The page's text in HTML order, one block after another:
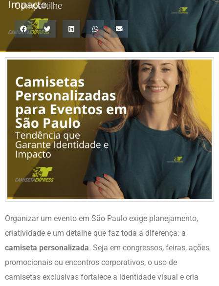
Compartilhe
Organizar um evento em São Paulo exige planejamento,
criatividade e um detalhe que faz toda a diferença: a
camiseta personalizada. Seja em congressos, feiras, ações
promocionais ou encontros corporativos, o uso de
camisetas exclusivas fortalece a identidade visual e cria